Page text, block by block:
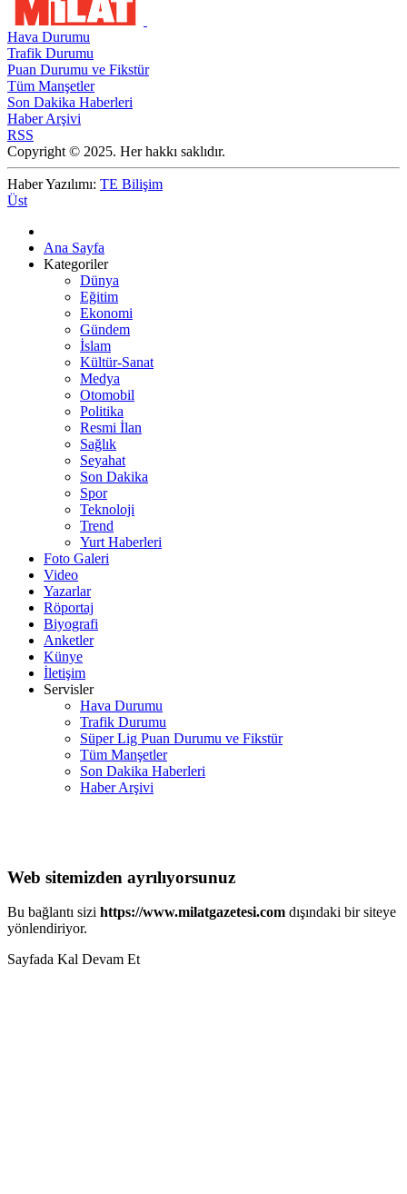
Hava Durumu
Trafik Durumu
Puan Durumu ve Fikstür
Tüm Manşetler
Son Dakika Haberleri
Haber Arşivi
RSS
Copyright © 2025. Her hakkı saklıdır.
Haber Yazılımı: TE Bilişim
Üst
Ana Sayfa
Kategoriler
Dünya
Eğitim
Ekonomi
Gündem
İslam
Kültür-Sanat
Medya
Otomobil
Politika
Resmi İlan
Sağlık
Seyahat
Son Dakika
Spor
Teknoloji
Trend
Yurt Haberleri
Foto Galeri
Video
Yazarlar
Röportaj
Biyografi
Anketler
Künye
İletişim
Servisler
Hava Durumu
Trafik Durumu
Süper Lig Puan Durumu ve Fikstür
Tüm Manşetler
Son Dakika Haberleri
Haber Arşivi
Web sitemizden ayrılıyorsunuz
Bu bağlantı sizi https://www.milatgazetesi.com dışındaki bir siteye
yönlendiriyor.
Sayfada Kal Devam Et